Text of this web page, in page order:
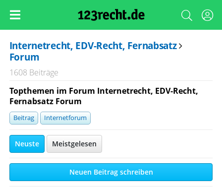
Internetrecht, EDV-Recht, Fernabsatz
Forum
1608 Beiträge
Topthemen im Forum Internetrecht, EDV-Recht,
Fernabsatz Forum
Beitrag Internetforum
Neuste Meistgelesen
Neuen Beitrag schreiben